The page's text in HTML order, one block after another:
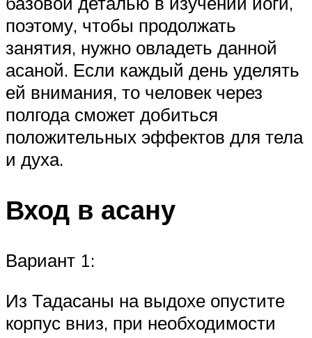
поэтому, чтобы продолжать
занятия, нужно овладеть данной
асаной. Если каждый день уделять
ей внимания, то человек через
полгода сможет добиться
положительных эффектов для тела
и духа.
Вход в асану
Вариант 1:
Из Тадасаны на выдохе опустите
корпус вниз, при необходимости